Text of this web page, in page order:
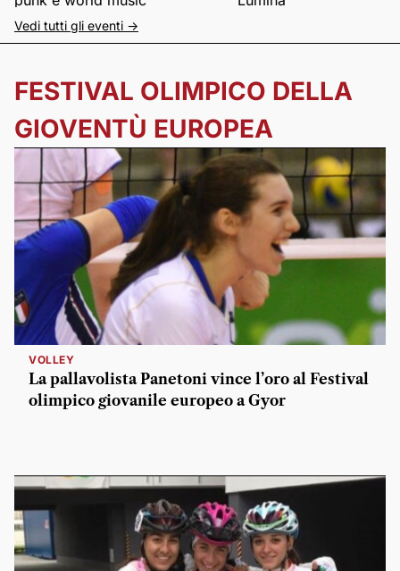
Vedi tutti gli eventi ->
FESTIVAL OLIMPICO DELLA
GIOVENTÙ EUROPEA
VOLLEY
La pallavolista Panetoni vince l’oro al Festival
olimpico giovanile europeo a Gyor